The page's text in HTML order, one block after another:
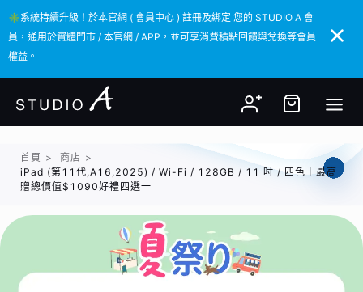
✳️系統持續升級！於本官網 ( 會員中心 ) 註冊及綁定 您的 STUDIO A 會
員，通用於實體門市 / 本官網 / APP，並可享消費積點回饋與兌換等會員
權益。
✳️系統持續升級！於本官網 ( 會員中心 ) 註冊及綁定 您的 STUDIO A 會
員，通用於實體門市 / 本官網 / APP，並可享消費積點回饋與兌換等會員
權益。
首頁 > 商店 >
iPad (第11代,A16,2025) / Wi-Fi / 128GB / 11 吋 / 四色｜最高
贈總價值$1090好禮四選一